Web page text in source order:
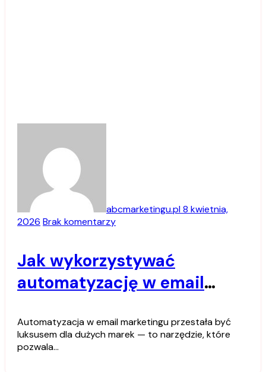
abcmarketingu.pl8 kwietnia,
2026 Brak komentarzy
Jak wykorzystywać
automatyzację w email
Automatyzacja w email marketingu przestała być
luksusem dla dużych marek — to narzędzie, które
pozwala…